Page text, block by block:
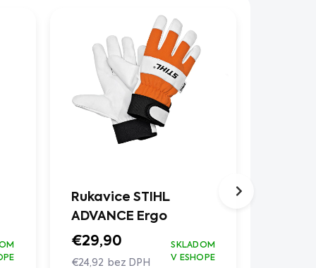
Rukavice STIHL
ADVANCE Ergo
€29,90
€24,92 bez DPH
SKLADOM
V ESHOPE